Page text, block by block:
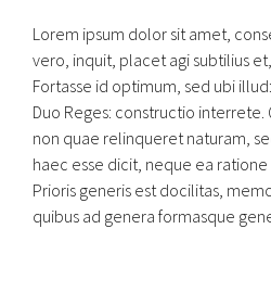
Lorem ipsum dolor sit amet,
vero, inquit, placet agi subtilius
Fortasse id optimum, sed ubi
Duo Reges: constructio interrete.
non quae relinqueret naturam,
haec esse dicit, neque ea
Prioris generis est docilitas,
quibus ad genera formasque